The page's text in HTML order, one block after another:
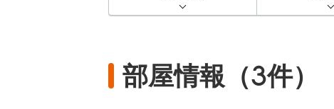
部屋情報（3件）